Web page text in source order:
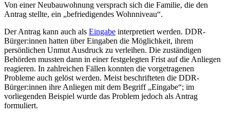
Von einer Neubauwohnung versprach sich die Familie, die den
Antrag stellte, ein „befriedigendes Wohnniveau“.
Der Antrag kann auch als Eingabe interpretiert werden. DDR-
Bürger:innen hatten über Eingaben die Möglichkeit, ihrem
persönlichen Unmut Ausdruck zu verleihen. Die zuständigen
Behörden mussten dann in einer festgelegten Frist auf die Anliegen
reagieren. In zahlreichen Fällen konnten die vorgetragenen
Probleme auch gelöst werden. Meist beschrifteten die DDR-
Bürger:innen ihre Anliegen mit dem Begriff „Eingabe“; im
vorliegenden Beispiel wurde das Problem jedoch als Antrag
formuliert.